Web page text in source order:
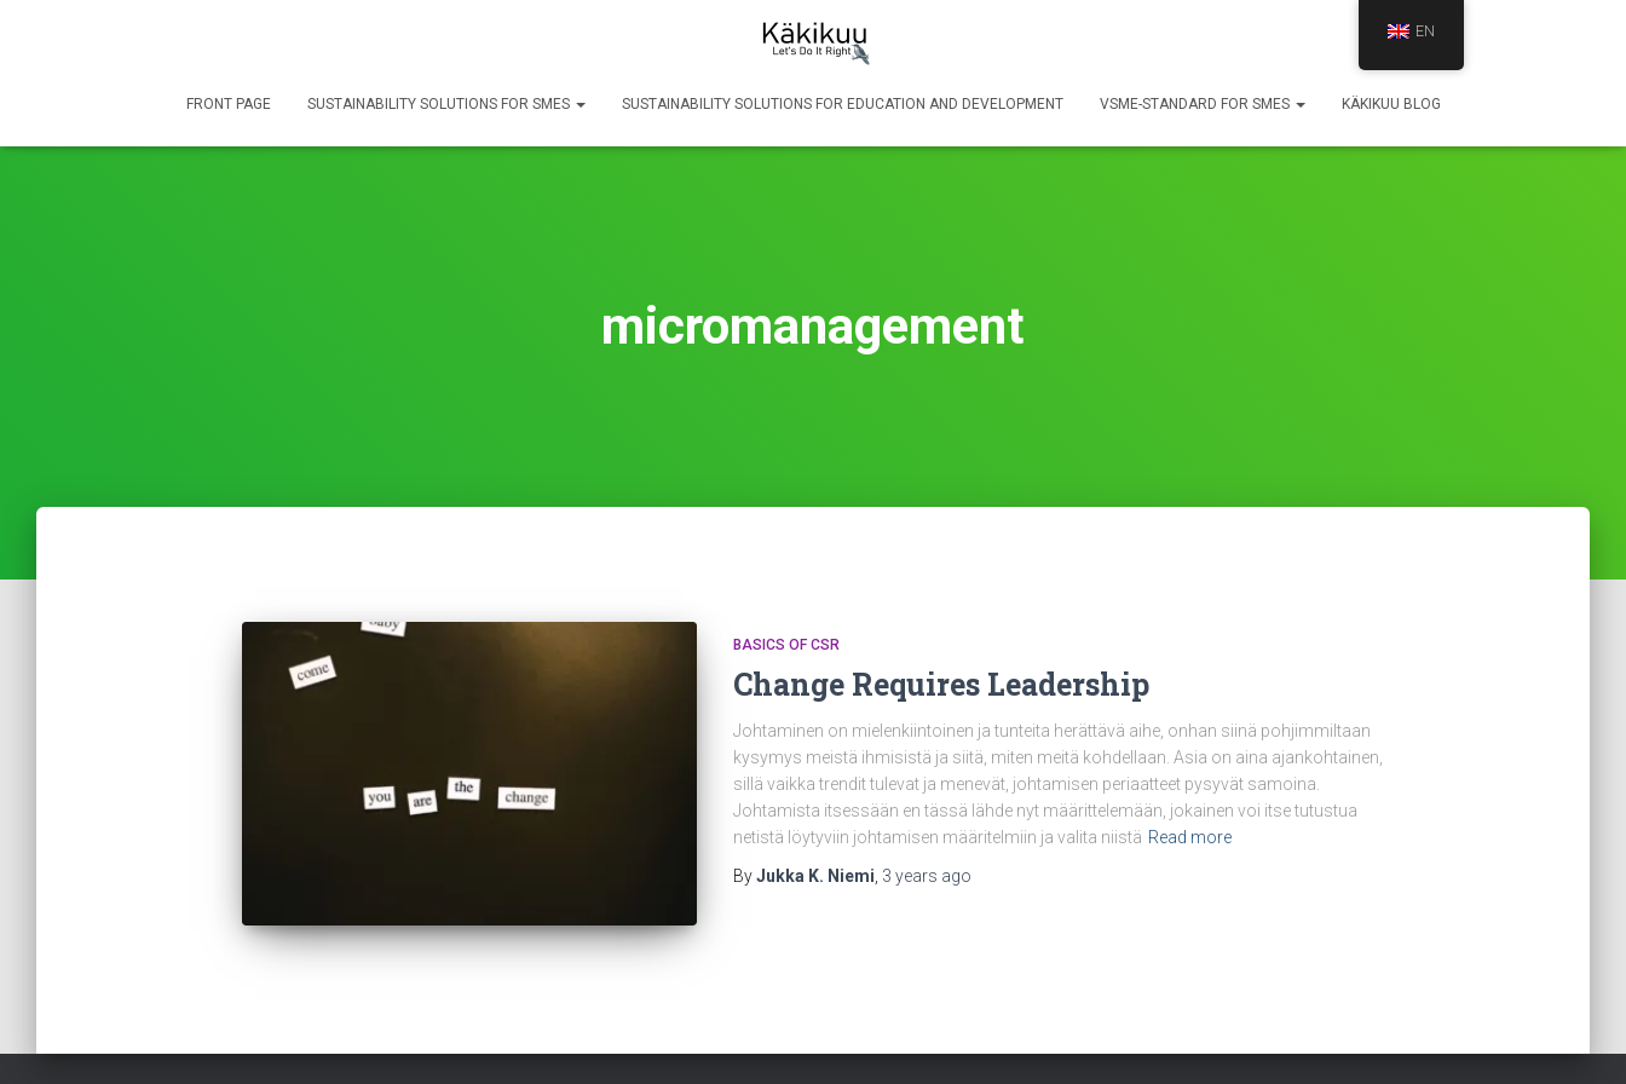
FRONT PAGE SUSTAINABILITY SOLUTIONS FOR SMES SUSTAINABILITY SOLUTIONS FOR EDUCATION AND DEVELOPMENT VSME-STANDARD FOR SMES KÄKIKUU BLOG
micromanagement
BASICS OF CSR
Change Requires Leadership
Johtaminen on mielenkiintoinen ja tunteita herättävä aihe, onhan siinä pohjimmiltaan
kysymys meistä ihmisistä ja siitä, miten meitä kohdellaan. Asia on aina ajankohtainen,
sillä vaikka trendit tulevat ja menevät, johtamisen periaatteet pysyvät samoina.
Johtamista itsessään en tässä lähde nyt määrittelemään, jokainen voi itse tutustua
netistä löytyviin johtamisen määritelmiin ja valita niistä Read more
ByJukka K. Niemi 3 years ago
EN